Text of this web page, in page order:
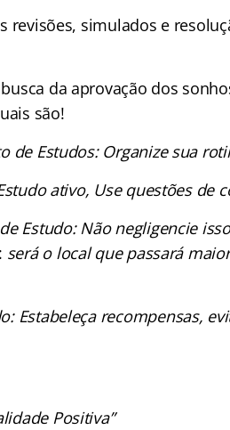
revisões, simulados e
da aprovação dos
são!
de Estudos: Organize sua
ativo, Use questões de
Estudo: Não negligencie
será o local que passará
Estabeleça recompensas,
Positiva”